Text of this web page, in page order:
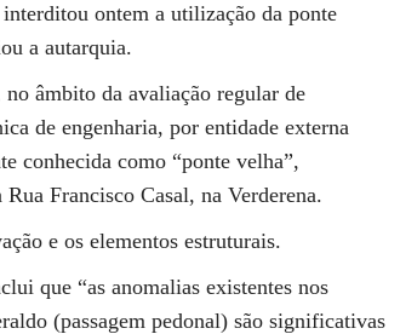
ontem a utilização da ponte
a autarquia.
âmbito da avaliação regular de
de engenharia, por entidade externa
conhecida como “ponte velha”,
Francisco Casal, na Verderena.
e os elementos estruturais.
que “as anomalias existentes nos
(passagem pedonal) são significativas